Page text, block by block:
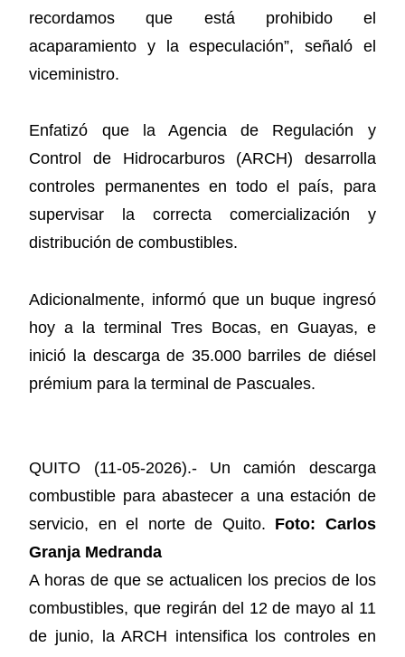
recordamos que está prohibido el
acaparamiento y la especulación”, señaló el
viceministro.
Enfatizó que la Agencia de Regulación y
Control de Hidrocarburos (ARCH) desarrolla
controles permanentes en todo el país, para
supervisar la correcta comercialización y
distribución de combustibles.
Adicionalmente, informó que un buque ingresó
hoy a la terminal Tres Bocas, en Guayas, e
inició la descarga de 35.000 barriles de diésel
prémium para la terminal de Pascuales.
QUITO (11-05-2026).- Un camión descarga
combustible para abastecer a una estación de
servicio, en el norte de Quito. Foto: Carlos
Granja Medranda
A horas de que se actualicen los precios de los
combustibles, que regirán del 12 de mayo al 11
de junio, la ARCH intensifica los controles en